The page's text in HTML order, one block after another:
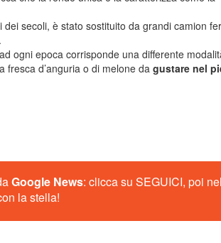
secoli, è stato sostituito da grandi camion
ogni epoca corrisponde una differente
fresca d’anguria o di melone da gustare nel
Google News: clicca su SEGUICI, poi
la stella!